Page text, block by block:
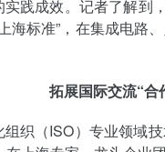
实践成效。记者了解到
海标准”，在集成电路
拓展国际交流“合
织（ISO）专业领域